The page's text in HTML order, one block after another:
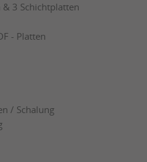
3 Schichtplatten
- Platten
/ Schalung